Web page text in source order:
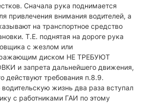
Сначала рука поднимается
привлечения внимания водителей, а
на транспортное средство
Т.Е. поднятая на дороге рука
с жезлом или
диском НЕ ТРЕБУЮТ
и запрета дальнейшего движения,
действуют требования п.8.9.
жизнь два раза вступал
с работниками ГАИ по этому